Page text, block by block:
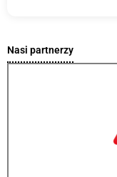
Nasi partnerzy